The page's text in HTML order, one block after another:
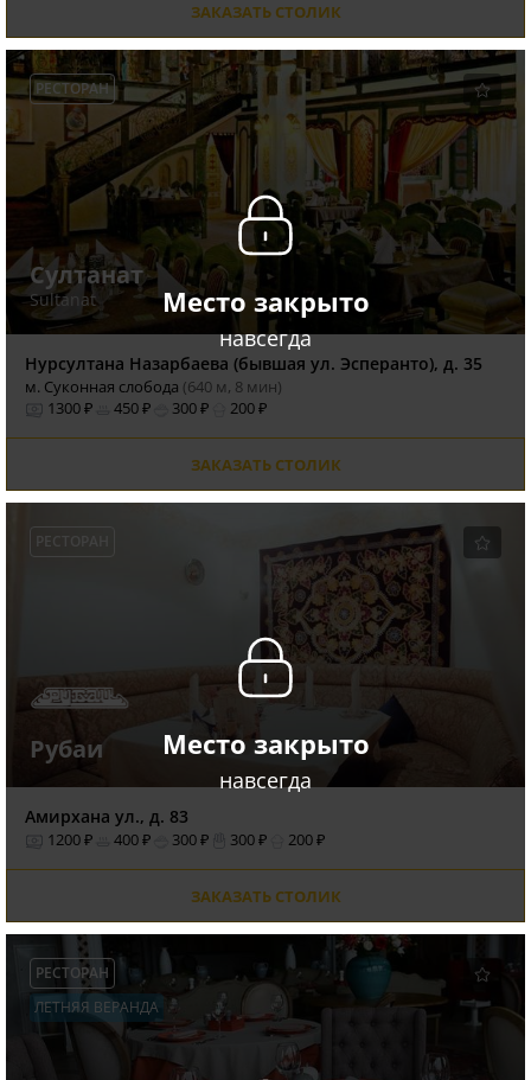
ЗАКАЗАТЬ СТОЛИК
Место закрыто
навсегда
РЕСТОРАН
Султанат
Sultanat
Нурсултана Назарбаева (бывшая ул. Эсперанто), д. 35
м. Суконная слобода (640 м, 8 мин)
1300 ₽
450 ₽ 300 ₽ 200 ₽
ЗАКАЗАТЬ СТОЛИК
Место закрыто
навсегда
РЕСТОРАН
Рубаи
Амирхана ул., д. 83
1200 ₽ 400 ₽ 300 ₽ 300 ₽ 200 ₽
ЗАКАЗАТЬ СТОЛИК
РЕСТОРАН
ЛЕТНЯЯ ВЕРАНДА